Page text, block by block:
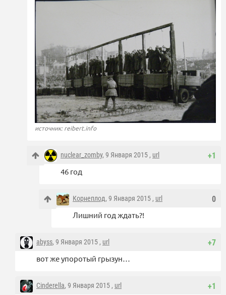
источник: reibert.info
+1
nuclear_zomby, 9 Января 2015 , url
46 год
0
Корнеплод, 9 Января 2015 , url
Лишний год ждать?!
+7
abyss, 9 Января 2015 , url
вот же упоротый грызун…
+1
Cinderella, 9 Января 2015 , url